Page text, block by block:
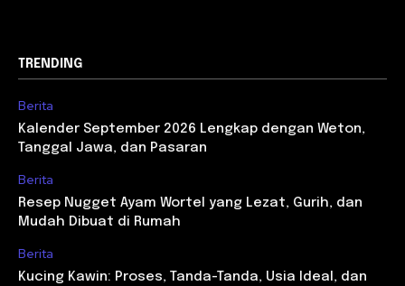
TRENDING
Berita
Kalender September 2026 Lengkap dengan Weton,
Tanggal Jawa, dan Pasaran
Berita
Resep Nugget Ayam Wortel yang Lezat, Gurih, dan
Mudah Dibuat di Rumah
Berita
Kucing Kawin: Proses, Tanda-Tanda, Usia Ideal, dan